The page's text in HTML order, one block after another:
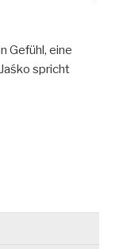
Gefühl, eine
spricht